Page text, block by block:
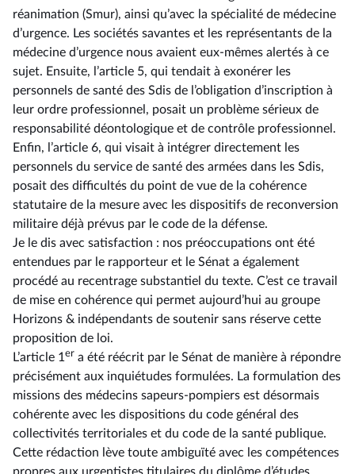
réanimation (Smur), ainsi qu’avec la spécialité de médecine
d’urgence. Les sociétés savantes et les représentants de la
médecine d’urgence nous avaient eux-mêmes alertés à ce
sujet. Ensuite, l’article 5, qui tendait à exonérer les
personnels de santé des Sdis de l’obligation d’inscription à
leur ordre professionnel, posait un problème sérieux de
responsabilité déontologique et de contrôle professionnel.
Enfin, l’article 6, qui visait à intégrer directement les
personnels du service de santé des armées dans les Sdis,
posait des difficultés du point de vue de la cohérence
statutaire de la mesure avec les dispositifs de reconversion
militaire déjà prévus par le code de la défense.
Je le dis avec satisfaction : nos préoccupations ont été
entendues par le rapporteur et le Sénat a également
procédé au recentrage substantiel du texte. C’est ce travail
de mise en cohérence qui permet aujourd’hui au groupe
Horizons & indépendants de soutenir sans réserve cette
proposition de loi.
L’article 1 er a été réécrit par le Sénat de manière à répondre
précisément aux inquiétudes formulées. La formulation des
missions des médecins sapeurs-pompiers est désormais
cohérente avec les dispositions du code général des
collectivités territoriales et du code de la santé publique.
Cette rédaction lève toute ambiguïté avec les compétences